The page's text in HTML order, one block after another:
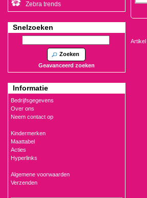
Artikel
Zebra trends
Snelzoeken
Zoeken
Geavanceerd zoeken
Informatie
Bedrijfsgegevens
Over ons
Neem contact op
Kindermerken
Maattabel
Acties
Hyperlinks
Algemene voorwaarden
Verzenden